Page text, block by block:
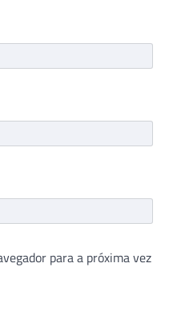
para a próxima vez